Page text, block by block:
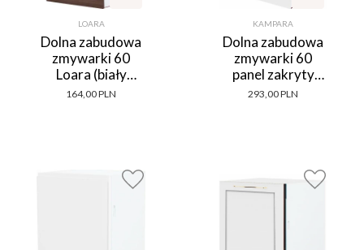
LOARA
Dolna zabudowa
zmywarki 60
Loara (biały
połysk/orzech
164,00 PLN
KAMPARA
Dolna zabudowa
zmywarki 60
panel zakryty
Kampara (Biały
293,00 PLN